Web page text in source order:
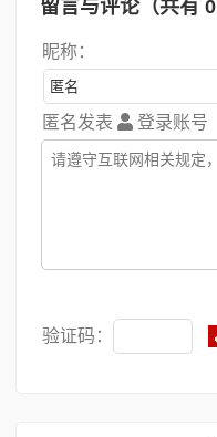
留言与评论（共有 0
昵称：
匿名发表 登录账号
验证码：